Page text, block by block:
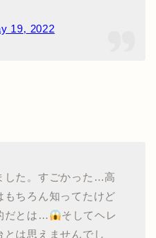
19, 2022
した。すごかった…高
ちろん知ってたけど
だとは…
そしてヘレ
とは思えませんでし